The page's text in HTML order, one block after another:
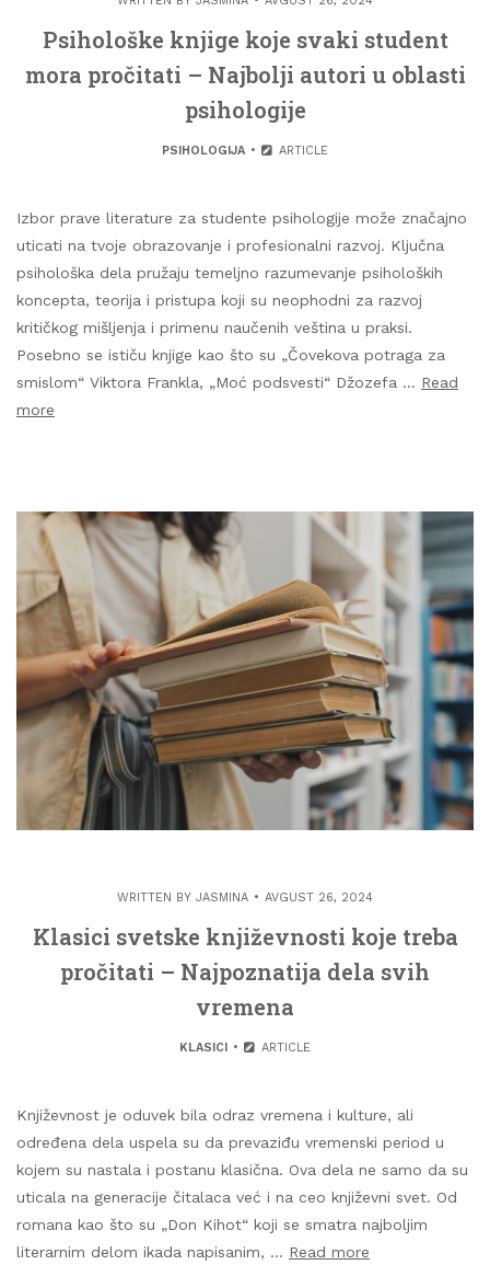
Psihološke knjige koje svaki student
mora pročitati – Najbolji autori u oblasti
psihologije
PSIHOLOGIJA ARTICLE
Izbor prave literature za studente psihologije može značajno
uticati na tvoje obrazovanje i profesionalni razvoj. Ključna
psihološka dela pružaju temeljno razumevanje psiholoških
koncepta, teorija i pristupa koji su neophodni za razvoj
kritičkog mišljenja i primenu naučenih veština u praksi.
Posebno se ističu knjige kao što su „Čovekova potraga za
smislom“ Viktora Frankla, „Moć podsvesti“ Džozefa … Read
more
WRITTEN BY JASMINA AVGUST 26, 2024
Klasici svetske književnosti koje treba
pročitati – Najpoznatija dela svih
vremena
KLASICI ARTICLE
Književnost je oduvek bila odraz vremena i kulture, ali
određena dela uspela su da prevaziđu vremenski period u
kojem su nastala i postanu klasična. Ova dela ne samo da su
uticala na generacije čitalaca već i na ceo književni svet. Od
romana kao što su „Don Kihot“ koji se smatra najboljim
literarnim delom ikada napisanim, … Read more